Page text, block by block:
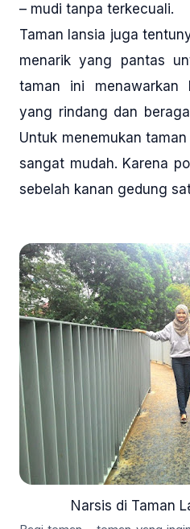
– mudi tanpa terkecuali.
Taman lansia juga
menarik yang pantas
taman ini menawarkan
yang rindang dan
Untuk menemukan
sangat mudah. Karena
sebelah kanan gedung
Narsis di Taman